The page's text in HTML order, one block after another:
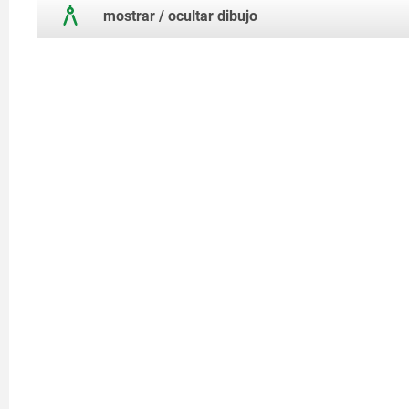
mostrar / ocultar dibujo